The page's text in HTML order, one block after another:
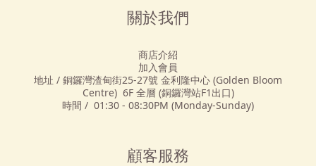
關於我們
商店介紹
加入會員
地址 / 銅鑼灣渣甸街25-27號 金利隆中心 (Golden Bloom
Centre) 6F 全層 (銅鑼灣站F1出口)
時間 / 01:30 - 08:30PM (Monday-Sunday)
顧客服務